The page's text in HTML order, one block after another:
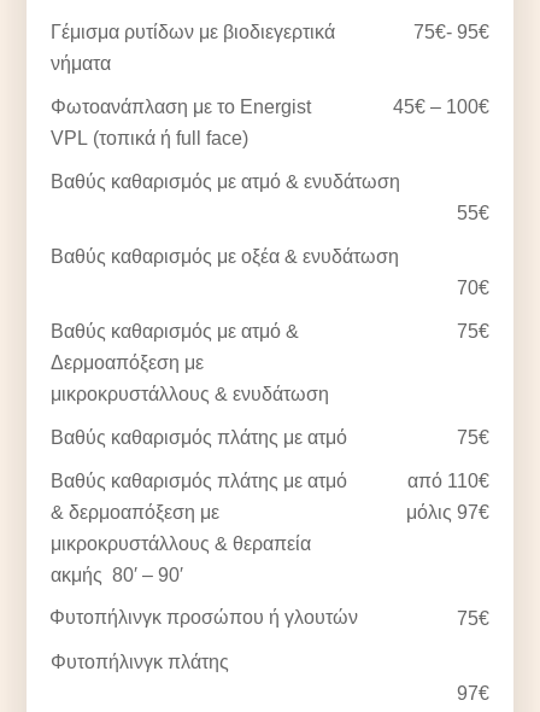
Γέμισμα ρυτίδων με βιοδιεγερτικά
νήματα
75€- 95€
Φωτοανάπλαση με το Energist
VPL (τοπικά ή full face)
45€ – 100€
Βαθύς καθαρισμός με ατμό & ενυδάτωση
55€
Βαθύς καθαρισμός με οξέα & ενυδάτωση
70€
Βαθύς καθαρισμός με ατμό &
Δερμοαπόξεση με
μικροκρυστάλλους & ενυδάτωση
75€
Βαθύς καθαρισμός πλάτης με ατμό 75€
Βαθύς καθαρισμός πλάτης με ατμό
& δερμοαπόξεση με
μικροκρυστάλλους & θεραπεία
ακμής 80′ – 90′
από 110€
μόλις 97€
Φυτοπήλινγκ προσώπου ή γλουτών 75€
Φυτοπήλινγκ πλάτης
97€